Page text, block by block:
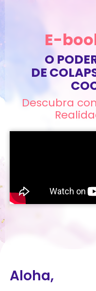
E-
O
DE
Descubra
Aloha,